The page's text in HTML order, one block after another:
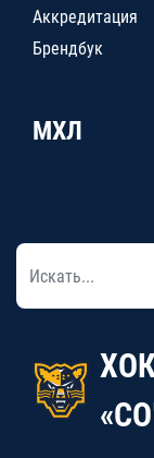
Аккредитация
Брендбук
МХЛ